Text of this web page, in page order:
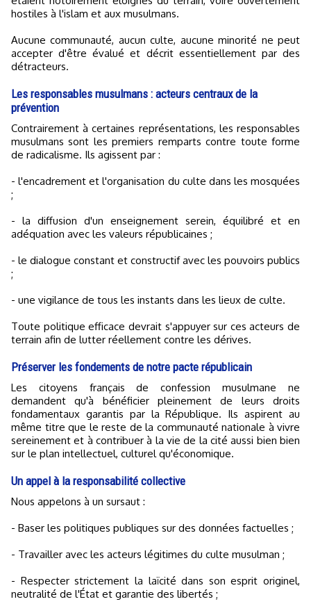
hostiles à l'islam et aux musulmans.
Aucune communauté, aucun culte, aucune minorité ne peut
accepter d'être évalué et décrit essentiellement par des
détracteurs.
Les responsables musulmans : acteurs centraux de la
prévention
Contrairement à certaines représentations, les responsables
musulmans sont les premiers remparts contre toute forme
de radicalisme. Ils agissent par :
- l'encadrement et l'organisation du culte dans les mosquées
;
- la diffusion d'un enseignement serein, équilibré et en
adéquation avec les valeurs républicaines ;
- le dialogue constant et constructif avec les pouvoirs publics
;
- une vigilance de tous les instants dans les lieux de culte.
Toute politique efficace devrait s'appuyer sur ces acteurs de
terrain afin de lutter réellement contre les dérives.
Préserver les fondements de notre pacte républicain
Les citoyens français de confession musulmane ne
demandent qu'à bénéficier pleinement de leurs droits
fondamentaux garantis par la République. Ils aspirent au
même titre que le reste de la communauté nationale à vivre
sereinement et à contribuer à la vie de la cité aussi bien bien
sur le plan intellectuel, culturel qu'économique.
Un appel à la responsabilité collective
Nous appelons à un sursaut :
- Baser les politiques publiques sur des données factuelles ;
- Travailler avec les acteurs légitimes du culte musulman ;
- Respecter strictement la laïcité dans son esprit originel,
neutralité de l'État et garantie des libertés ;